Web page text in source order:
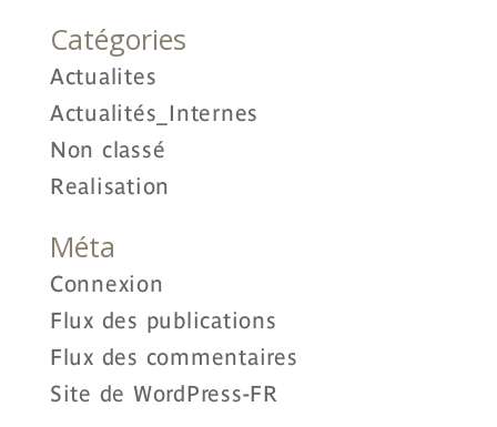
Catégories
Actualites
Actualités_Internes
Non classé
Realisation
Méta
Connexion
Flux des publications
Flux des commentaires
Site de WordPress-FR